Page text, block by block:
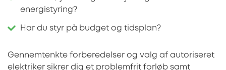
energistyring?
Har du styr på budget og tidsplan?
Gennemtenkte forberedelser og valg af autoriseret
elektriker sikrer dig et problemfrit forløb samt